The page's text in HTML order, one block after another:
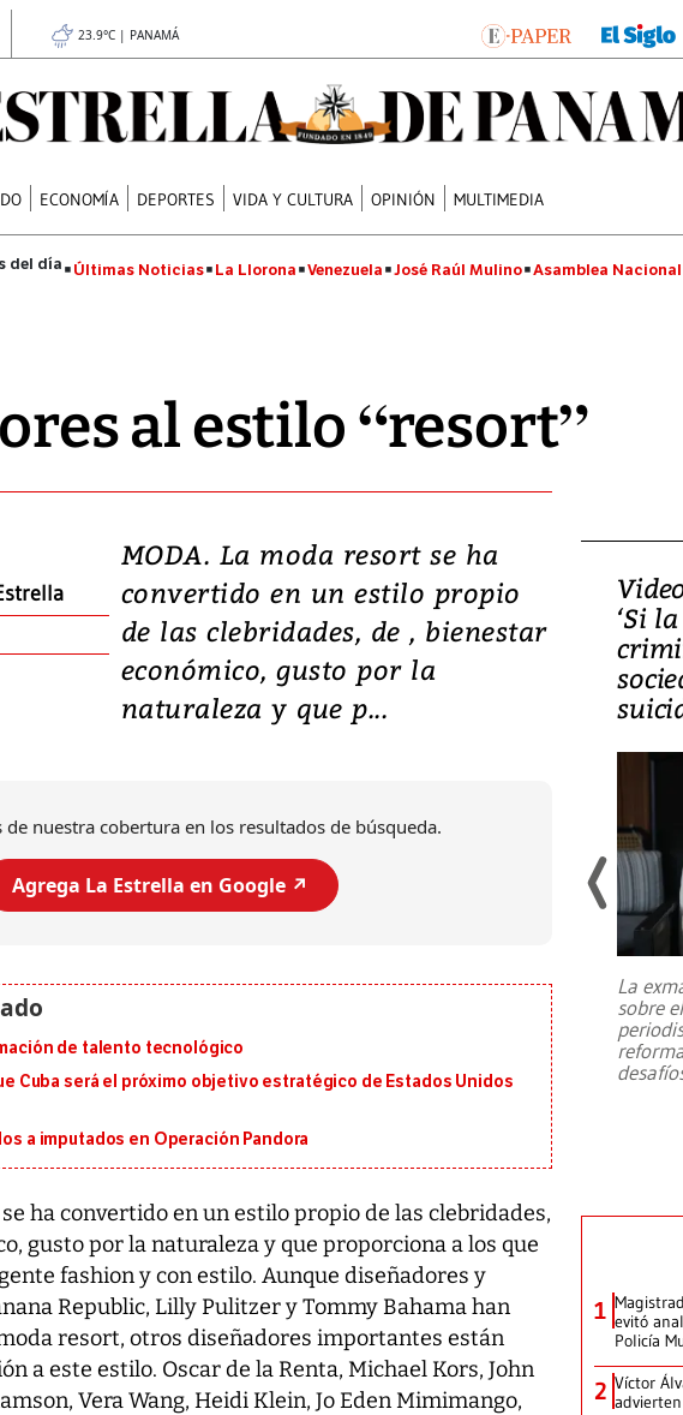
23.9°C | PANAMÁ
ECONOMÍA DEPORTES VIDA Y CULTURA OPINIÓN MULTIMEDIA
Últimas Noticias La Llorona Venezuela José Raúl Mulino Asamblea Nacional
al estilo “resort”
MODA. La moda resort se ha
convertido en un estilo propio
de las clebridades, de , bienestar
económico, gusto por la
naturaleza y que p...
de nuestra cobertura en los resultados de búsqueda.
Agrega La Estrella en Google ↗️
de talento tecnológico
Cuba será el próximo objetivo estratégico de Estados Unidos
a imputados en Operación Pandora
ha convertido en un estilo propio de las clebridades,
gusto por la naturaleza y que proporciona a los que
fashion y con estilo. Aunque diseñadores y
Republic, Lilly Pulitzer y Tommy Bahama han
resort, otros diseñadores importantes están
a este estilo. Oscar de la Renta, Michael Kors, John
Vera Wang, Heidi Klein, Jo Eden Mimimango,
Video, Japón: Terremoto
deja heridos y graves
daños en Kumamoto
al sur de Japón, provocando una
‘Si
La
sobre
1 evitó
Policía
2 Víctor